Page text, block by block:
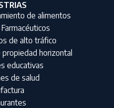
de alimentos
de alto tráfico
horizontal
educativas
de salud